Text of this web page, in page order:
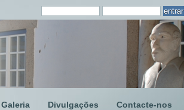
Galeria Divulgações Contacte-nos